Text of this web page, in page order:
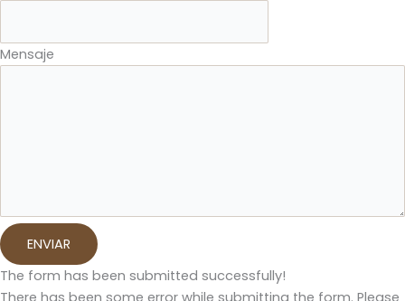
Mensaje
ENVIAR
The form has been submitted successfully!